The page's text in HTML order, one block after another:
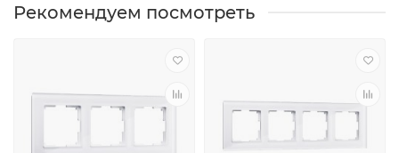
Рекомендуем посмотреть